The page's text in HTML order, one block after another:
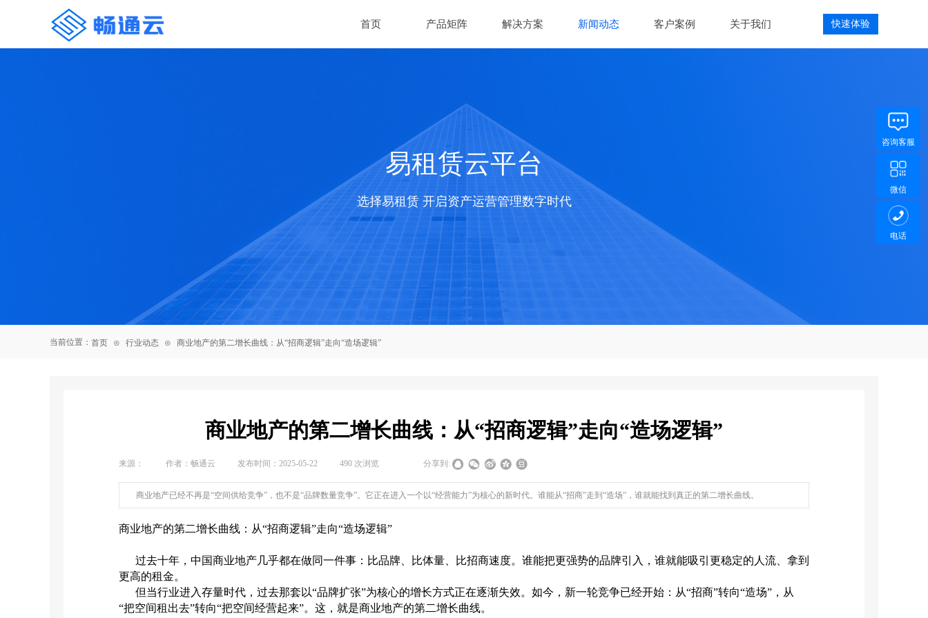
快速体验
首页 产品矩阵 解决方案 新闻动态 客户案例 关于我们
提交
易租赁云平台
选择易租赁 开启资产运营管理数字时代
当前位置： 首页 ⊙ 行业动态 ⊙ 商业地产的第二增长曲线：从“招商逻辑”走向“造场逻辑”
商业地产的第二增长曲线：从“招商逻辑”走向“造场逻辑”
来源： 作者： 畅通云 发布时间： 2025-05-22 490 次浏览 分享到:
商业地产已经不再是“空间供给竞争”，也不是“品牌数量竞争”。它正在进入一个以“经营能力”为核心的新时代。谁能从“招商”走到“造场”，谁就能找到真正的第二增长曲线。
商业地产的第二增长曲线：从“招商逻辑”走向“造场逻辑”
过去十年，中国商业地产几乎都在做同一件事：比品牌、比体量、比招商速度。谁能把更强势的品牌引入，谁就能吸引更稳定的人流、拿到
更高的租金。
但当行业进入存量时代，过去那套以“品牌扩张”为核心的增长方式正在逐渐失效。如今，新一轮竞争已经开始：从“招商”转向“造场”，从
“把空间租出去”转向“把空间经营起来”。这，就是商业地产的第二增长曲线。